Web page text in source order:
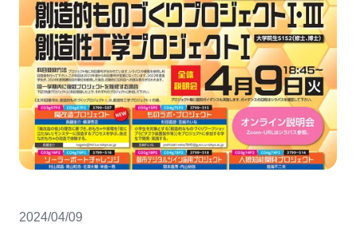
2024/04/09